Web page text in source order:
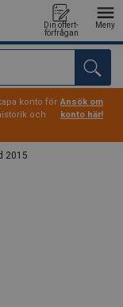
Din offert-
förfrågan
Meny
konto för
och
Ansök om
konto här!
2015